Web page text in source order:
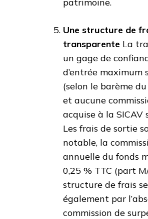
Une structure de
transparente La
un gage de
d’entrée maximum
(selon le barème
et aucune
acquise à la SICAV
Les frais de sortie
notable, la
annuelle du fonds
0,25 % TTC (part
structure de frais
également par
commission de